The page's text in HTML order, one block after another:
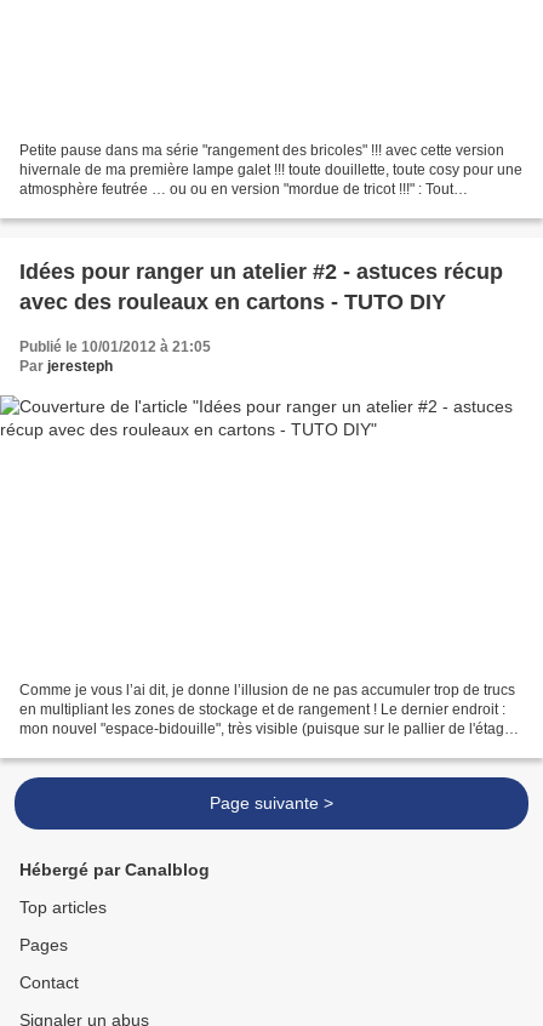
Petite pause dans ma série "rangement des bricoles" !!! avec cette version
hivernale de ma première lampe galet !!! toute douillette, toute cosy pour une
atmosphère feutrée … ou ou en version "mordue de tricot !!!" : Tout
Idées pour ranger un atelier #2 - astuces récup
avec des rouleaux en cartons - TUTO DIY
Publié le 10/01/2012 à 21:05
Par jeresteph
Comme je vous l’ai dit, je donne l’illusion de ne pas accumuler trop de trucs
en multipliant les zones de stockage et de rangement ! Le dernier endroit :
mon nouvel "espace-bidouille", très visible (puisque sur le pallier de l'étage),
Page suivante >
Hébergé par Canalblog
Top articles
Pages
Contact
Signaler un abus